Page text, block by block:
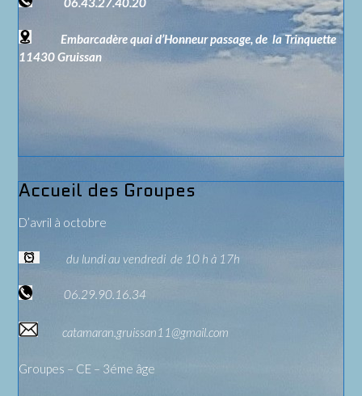
Embarcadère quai d’Honneur passage, de la Trinquette
11430 Gruissan
Accueil des Groupes
D’avril à octobre
du lundi au vendredi de 10 h à 17h
06.29.90.16.34
catamaran.gruissan11@gmail.com
Groupes – CE – 3éme âge